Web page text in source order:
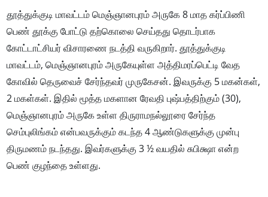
தூத்துக்குடி மாவட்டம் மெஞ்ஞானபுரம் அருகே 8 மாத கர்ப்பிணி
பெண் தூக்கு போட்டு தற்கொலை செய்தது தொடர்பாக
கோட்டாட்சியர் விசாரணை நடத்தி வருகிறார். தூத்துக்குடி
மாவட்டம், மெஞ்ஞானபுரம் அருகேயுள்ள அத்திமரப்பெட்டி வேத
கோவில் தெருவைச் சேர்ந்தவர் முருகேசன். இவருக்கு 5 மகன்கள்,
2 மகள்கள். இதில் மூத்த மகளான ரேவதி புஷ்பத்திற்கும் (30),
மெஞ்ஞானபுரம் அருகே உள்ள திருராமநல்லூரை சேர்ந்த
செம்புலிங்கம் என்பவருக்கும் கடந்த 4 ஆண்டுகளுக்கு முன்பு
திருமணம் நடந்தது. இவர்களுக்கு 3 ½ வயதில் சுபிக்ஷா என்ற
பெண் குழந்தை உள்ளது.